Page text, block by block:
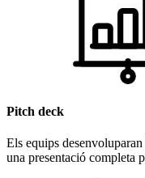
Pitch deck
Els equips
una presentació completa